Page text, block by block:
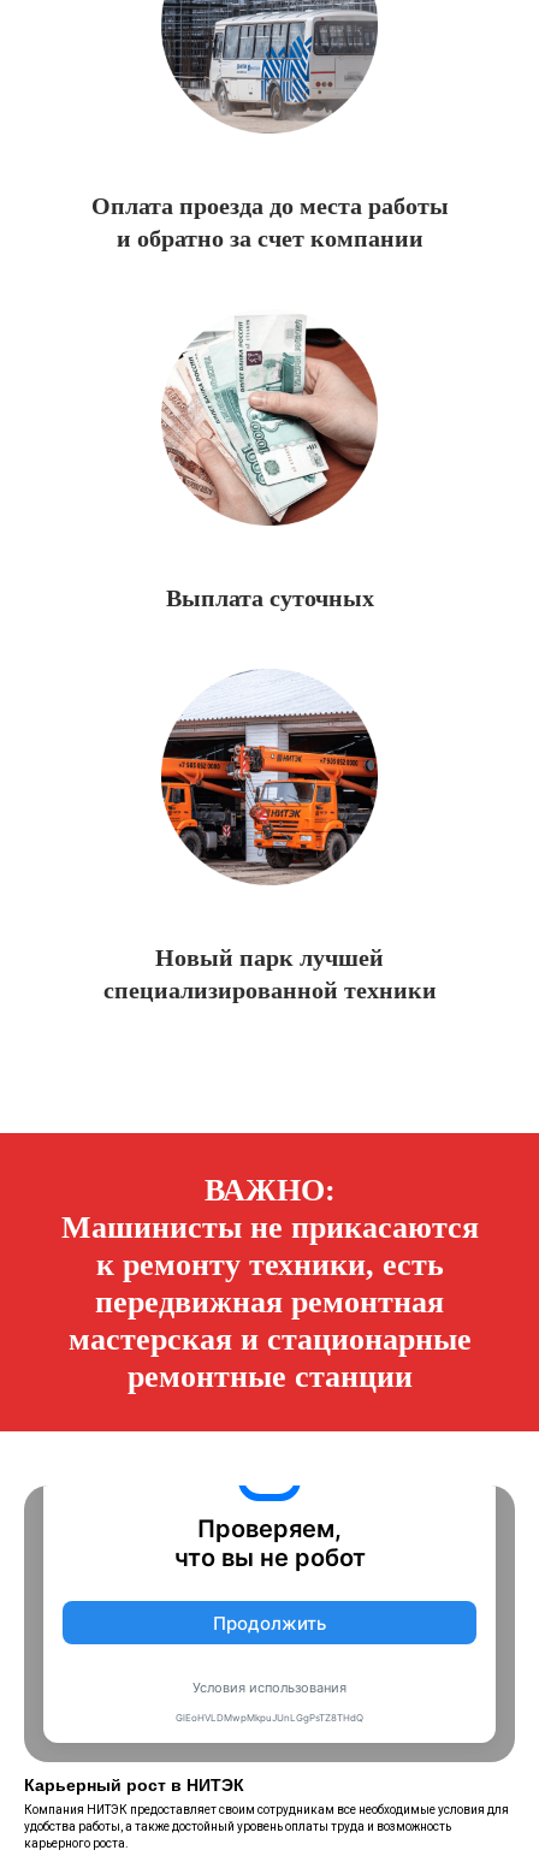
Оплата проезда до места работы
и обратно за счет компании
Выплата суточных
Новый парк лучшей
специализированной техники
ВАЖНО:
Машинисты не прикасаются
к ремонту техники, есть
передвижная ремонтная
мастерская и стационарные
ремонтные станции
Карьерный рост в НИТЭК
Компания НИТЭК предоставляет своим сотрудникам все необходимые условия для
удобства работы, а также достойный уровень оплаты труда и возможность
карьерного роста.
Ответственное отношение, любовь
к своему делу и заинтересованность
в высоких результатах является
движущей силой нашей команды!
Нижний Новгород
Новая Чара
Свободный